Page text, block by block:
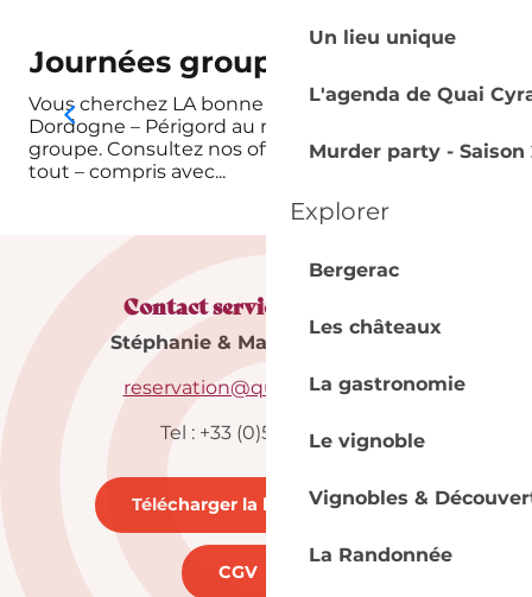
Un lieu unique
L'agenda de Quai
Murder party - Saison
Explorer
Bergerac
Les châteaux
La gastronomie
Le vignoble
Vignobles &
La Randonnée
Journées groupes
Vous cherchez LA bonne idée de sortie en
Dordogne – Périgord au meilleur tarif pour votre
groupe. Consultez nos offres de journées groupes
tout – compris avec...
Contact service réservation
Stéphanie & Maureen & Florent
reservation@quai-cyrano.com
Tel : +33 (0)5 53 57 03 11
Télécharger la brochure 104KB
CGV